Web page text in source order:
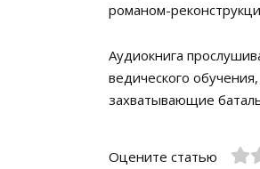
романом-
Аудиокнига
ведического
захватывающие
Оцените статью